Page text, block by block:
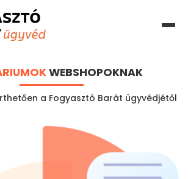
WEBSHOPOKNAK
a Fogyasztó Barát ügyvédjétől